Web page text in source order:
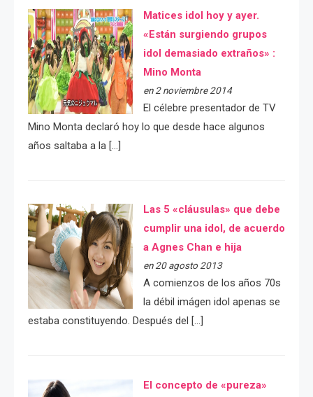
Matices idol hoy y ayer.
«Están surgiendo grupos
idol demasiado extraños» :
Mino Monta
en 2 noviembre 2014
El célebre presentador de TV
Mino Monta declaró hoy lo que desde hace algunos
años saltaba a la […]
Las 5 «cláusulas» que debe
cumplir una idol, de acuerdo
a Agnes Chan e hija
en 20 agosto 2013
A comienzos de los años 70s
la débil imágen idol apenas se
estaba constituyendo. Después del […]
El concepto de «pureza»